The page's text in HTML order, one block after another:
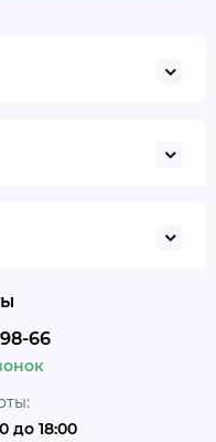
66
до 18:00